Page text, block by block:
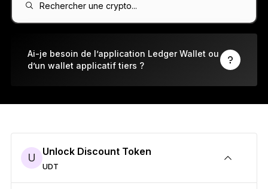
Le nouveau standard
Ledger NanoGen5
À votre image
Rechercher une crypto...
Ai-je besoin de l’application Ledger Wallet ou
d’un wallet applicatif tiers ?
U Unlock Discount Token
UDT